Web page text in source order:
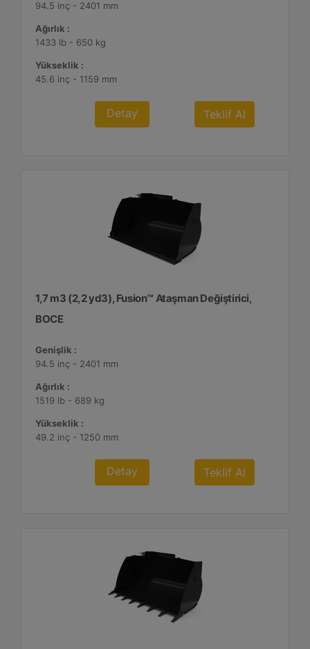
94.5 inç - 2401 mm
Ağırlık :
1433 lb - 650 kg
Yükseklik :
45.6 inç - 1159 mm
Detay Teklif Al
1,7 m3 (2,2 yd3), Fusion™ Ataşman Değiştirici,
BOCE
Genişlik :
94.5 inç - 2401 mm
Ağırlık :
1519 lb - 689 kg
Yükseklik :
49.2 inç - 1250 mm
Detay Teklif Al